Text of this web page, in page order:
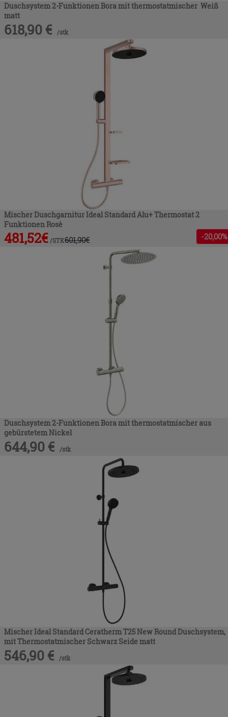
Duschsystem 2-Funktionen Bora mit thermostatmischer Weiß
matt
618,90 € /stk
Mischer Duschgarnitur Ideal Standard Alu+ Thermostat 2
Funktionen Rosè
481,52€ /STK601,90€ -20,00%
Duschsystem 2-Funktionen Bora mit thermostatmischer aus
gebürstetem Nickel
644,90 € /stk
Mischer Ideal Standard Ceratherm T25 New Round Duschsystem,
mit Thermostatmischer Schwarz Seide matt
546,90 € /stk